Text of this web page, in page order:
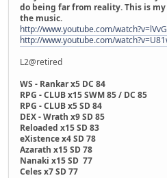
do being far from reality. This is
the music.
http://www.youtube.com/
http://www.youtube.com/
L2@retired
WS - Rankar x5 DC 84
RPG - CLUB x15 SWM 85 / DC 85
RPG - CLUB x5 SD 84
DEX - Wrath x9 SD 85
Reloaded x15 SD 83
eXistence x4 SD 78
Azarath x15 SD 78
Nanaki x15 SD 77
Celes x7 SD 77